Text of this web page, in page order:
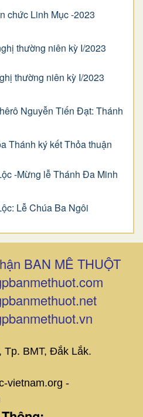
chức Linh Mục -2023
thường niên kỳ I/2023
thường niên kỳ I/2023
Nguyễn Tiến Đạt: Thánh
Thánh ký kết Thỏa thuận
-Mừng lễ Thánh Đa Minh
Lễ Chúa Ba Ngôi
BAN MÊ THUỘT
Tp. BMT, Đắk Lắk.
vietnam.org -